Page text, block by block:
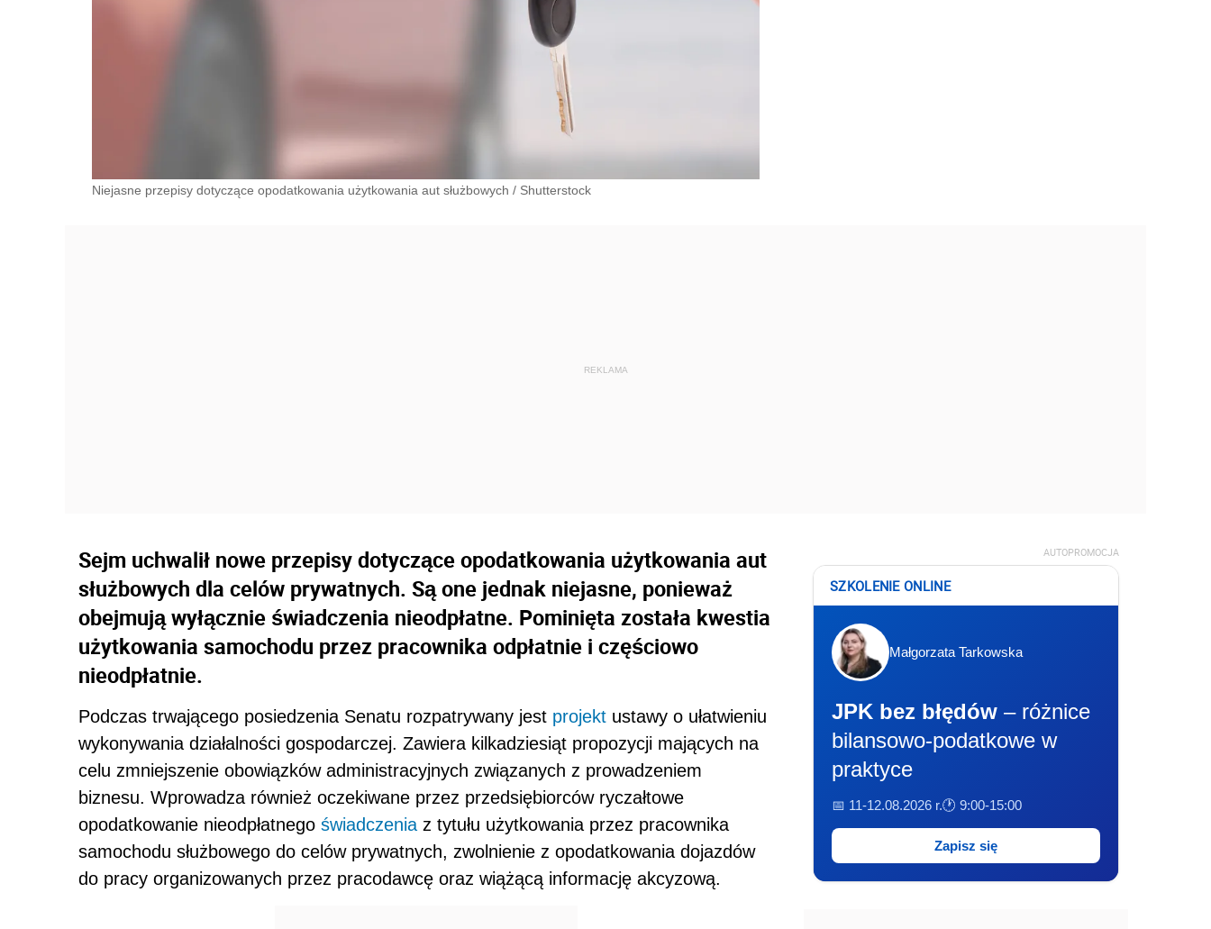
Niejasne przepisy dotyczące opodatkowania użytkowania aut służbowych / Shutterstock
Sejm uchwalił nowe przepisy dotyczące opodatkowania użytkowania aut
służbowych dla celów prywatnych. Są one jednak niejasne, ponieważ
obejmują wyłącznie świadczenia nieodpłatne. Pominięta została kwestia
użytkowania samochodu przez pracownika odpłatnie i częściowo
nieodpłatnie.
Podczas trwającego posiedzenia Senatu rozpatrywany jest projekt ustawy o ułatwieniu
wykonywania działalności gospodarczej. Zawiera kilkadziesiąt propozycji mających na
celu zmniejszenie obowiązków administracyjnych związanych z prowadzeniem
biznesu. Wprowadza również oczekiwane przez przedsiębiorców ryczałtowe
opodatkowanie nieodpłatnego świadczenia z tytułu użytkowania przez pracownika
samochodu służbowego do celów prywatnych, zwolnienie z opodatkowania dojazdów
do pracy organizowanych przez pracodawcę oraz wiążącą informację akcyzową.
AUTOPROMOCJA
SZKOLENIE ONLINE
Małgorzata Tarkowska
JPK bez błędów – różnice
bilansowo-podatkowe w
praktyce
📅 11-12.08.2026 r.🕐 9:00-15:00
Zapisz się